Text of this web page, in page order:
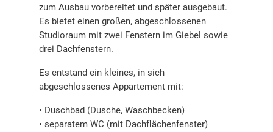
zum Ausbau vorbereitet und später ausgebaut.
Es bietet einen großen, abgeschlossenen
Studioraum mit zwei Fenstern im Giebel sowie
drei Dachfenstern.
Es entstand ein kleines, in sich
abgeschlossenes Appartement mit:
• Duschbad (Dusche, Waschbecken)
• separatem WC (mit Dachflächenfenster)